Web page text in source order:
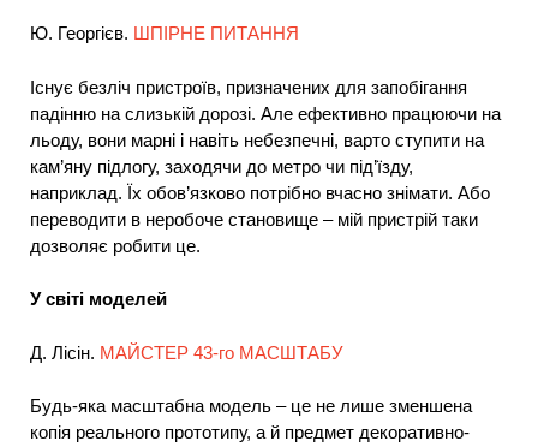
Ю. Георгієв. ШПІРНЕ ПИТАННЯ
Існує безліч пристроїв, призначених для запобігання
падінню на слизькій дорозі. Але ефективно працюючи на
льоду, вони марні і навіть небезпечні, варто ступити на
кам’яну підлогу, заходячи до метро чи під’їзду,
наприклад. Їх обов’язково потрібно вчасно знімати. Або
переводити в неробоче становище – мій пристрій таки
дозволяє робити це.
У світі моделей
Д. Лісін. МАЙСТЕР 43-го МАСШТАБУ
Будь-яка масштабна модель – це не лише зменшена
копія реального прототипу, а й предмет декоративно-